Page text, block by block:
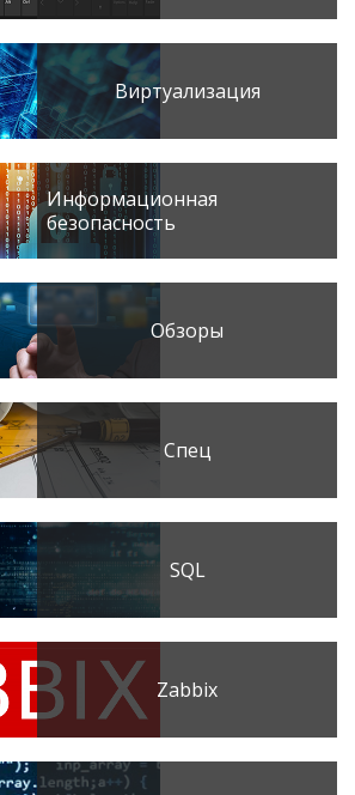
Виртуализация
Информационная
безопасность
Обзоры
Спец
SQL
Zabbix